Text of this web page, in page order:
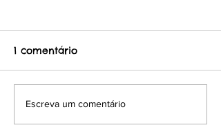
NOVO KENNEL CLUBE
ALAGOAS
1 comentário
Escreva um comentário